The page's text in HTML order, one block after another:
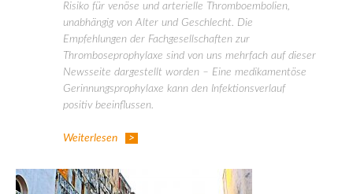
Risiko für venöse und arterielle Thromboembolien,
unabhängig von Alter und Geschlecht. Die
Empfehlungen der Fachgesellschaften zur
Thromboseprophylaxe sind von uns mehrfach auf dieser
Newsseite dargestellt worden – Eine medikamentöse
Gerinnungsprophylaxe kann den Infektionsverlauf
positiv beeinflussen.
Weiterlesen